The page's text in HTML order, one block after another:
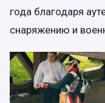
года благодаря
снаряжению и